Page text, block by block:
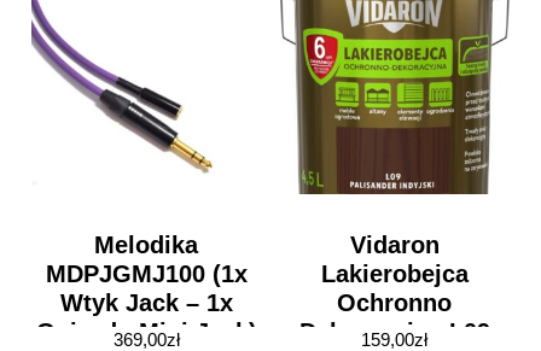
Melodika
MDPJGMJ100 (1x
Wtyk Jack – 1x
Gniazdo Mini Jack)
369,00zł
Vidaron
Lakierobejca
Ochronno
Dekoracyjna L09
159,00zł